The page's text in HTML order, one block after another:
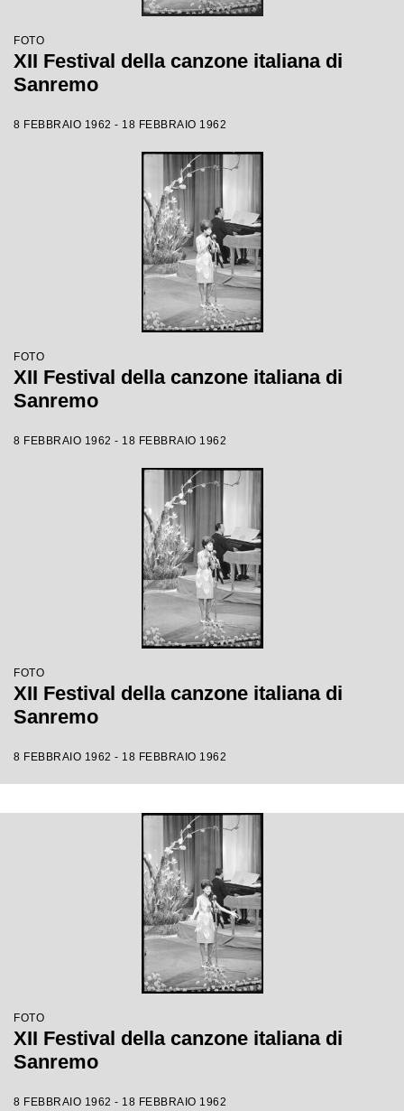
FOTO
XII Festival della canzone italiana di
Sanremo
8 FEBBRAIO 1962 - 18 FEBBRAIO 1962
FOTO
XII Festival della canzone italiana di
Sanremo
8 FEBBRAIO 1962 - 18 FEBBRAIO 1962
FOTO
XII Festival della canzone italiana di
Sanremo
8 FEBBRAIO 1962 - 18 FEBBRAIO 1962
FOTO
XII Festival della canzone italiana di
Sanremo
8 FEBBRAIO 1962 - 18 FEBBRAIO 1962